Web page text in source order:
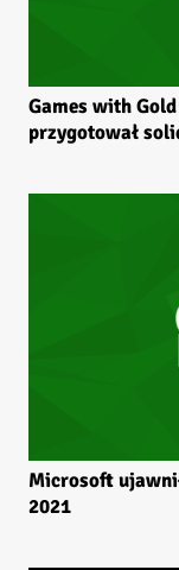
Games with
przygotował
Microsoft
2021